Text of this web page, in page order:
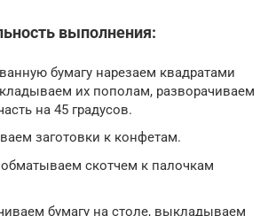
выполнения:
бумагу нарезаем квадратами
их пополам, разворачиваем
на 45 градусов.
заготовки к конфетам.
скотчем к палочкам
бумагу на столе, выкладываем